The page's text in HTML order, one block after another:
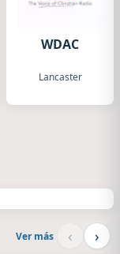
WDAC
Lancaster
Ver más ‹ ›